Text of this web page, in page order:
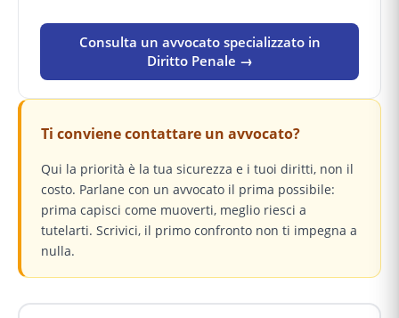
Consulta un avvocato specializzato in
Diritto Penale →
Ti conviene contattare un avvocato?
Qui la priorità è la tua sicurezza e i tuoi diritti, non il
costo. Parlane con un avvocato il prima possibile:
prima capisci come muoverti, meglio riesci a
tutelarti. Scrivici, il primo confronto non ti impegna a
nulla.